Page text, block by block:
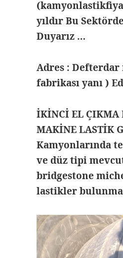
yıldır Bu
Duyarız …
Adres : Defterdar
fabrikası yanı )
İKİNCİ EL ÇIKMA
MAKİNE LASTİK
Kamyonlarında
ve düz tipi
bridgestone
lastikler